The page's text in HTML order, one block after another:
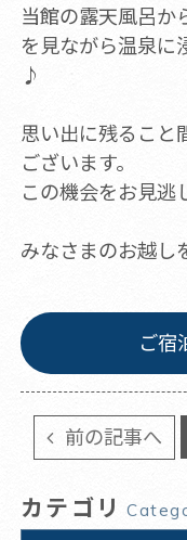
当館の露天風呂か
を見ながら温泉に
♪
思い出に残ること
ございます。
この機会をお見逃
みなさまのお越し
ご宿
前の記事へ
カテゴリ